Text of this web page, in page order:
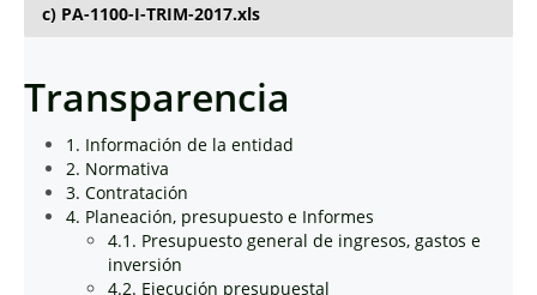
c) PA-1100-I-TRIM-2017.xls
Transparencia
1. Información de la entidad
2. Normativa
3. Contratación
4. Planeación, presupuesto e Informes
4.1. Presupuesto general de ingresos, gastos e
inversión
4.2. Ejecución presupuestal